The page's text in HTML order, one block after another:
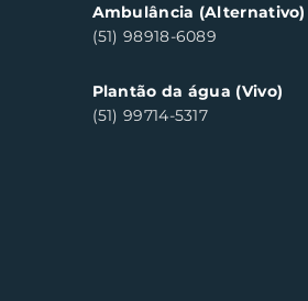
Ambulância (Alternativo)
(51) 98918-6089
Plantão da água (Vivo)
(51) 99714-5317